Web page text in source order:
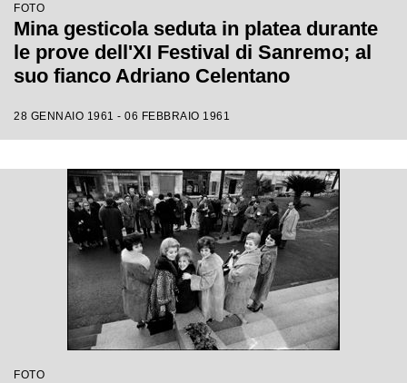
FOTO
Mina gesticola seduta in platea durante
le prove dell'XI Festival di Sanremo; al
suo fianco Adriano Celentano
28 GENNAIO 1961 - 06 FEBBRAIO 1961
FOTO